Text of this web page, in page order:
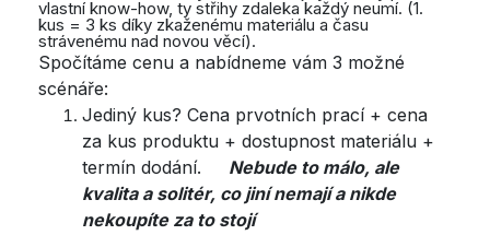
vlastní know-how, ty střihy zdaleka každý neumí. (1.
kus = 3 ks díky zkaženému materiálu a času
strávenému nad novou věcí).
Spočítáme cenu a nabídneme vám 3 možné
scénáře:
Jediný kus? Cena prvotních prací + cena
za kus produktu + dostupnost materiálu +
termín dodání. Nebude to málo, ale
kvalita a solitér, co jiní nemají a nikde
nekoupíte za to stojí